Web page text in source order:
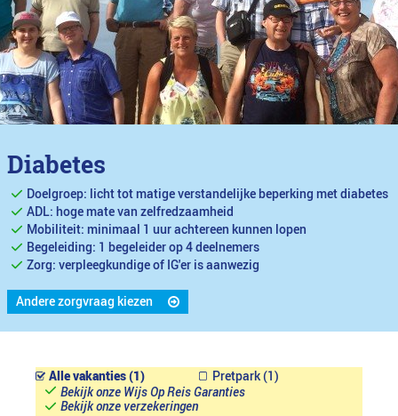
Diabetes
Doelgroep: licht tot matige verstandelijke beperking met diabetes
ADL: hoge mate van zelfredzaamheid
Mobiliteit: minimaal 1 uur achtereen kunnen lopen
Begeleiding: 1 begeleider op 4 deelnemers
Zorg: verpleegkundige of IG'er is aanwezig
Andere zorgvraag kiezen
Alle vakanties (1)
Pretpark (1)
Bekijk onze Wijs Op Reis Garanties
Bekijk onze verzekeringen